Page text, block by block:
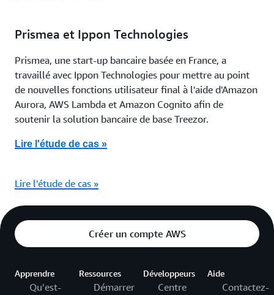
Prismea et Ippon Technologies
Prismea, une start-up bancaire basée en France, a
travaillé avec Ippon Technologies pour mettre au point
de nouvelles fonctions utilisateur final à l'aide d'Amazon
Aurora, AWS Lambda et Amazon Cognito afin de
soutenir la solution bancaire de base Treezor.
Lire l'étude de cas »
Lire l'étude de cas »
Créer un compte AWS
Apprendre
Qu’est-
Ressources
Démarrer
Développeurs
Centre
Aide
Contactez-